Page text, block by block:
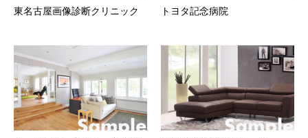
東名古屋画像診断クリニック トヨタ記念病院